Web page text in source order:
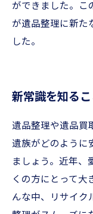
ができました。こ
が遺品整理に新た
した。
新常識を知る
遺品整理や遺品買
遺族がどのように
ましょう。近年、
くの方にとって大
んな中、リサイク